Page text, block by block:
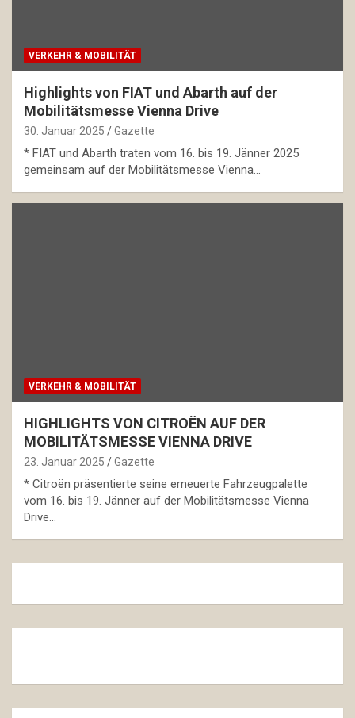
VERKEHR & MOBILITÄT
Highlights von FIAT und Abarth auf der
Mobilitätsmesse Vienna Drive
30. Januar 2025 Gazette
* FIAT und Abarth traten vom 16. bis 19. Jänner 2025
gemeinsam auf der Mobilitätsmesse Vienna…
VERKEHR & MOBILITÄT
HIGHLIGHTS VON CITROËN AUF DER
MOBILITÄTSMESSE VIENNA DRIVE
23. Januar 2025 Gazette
* Citroën präsentierte seine erneuerte Fahrzeugpalette
vom 16. bis 19. Jänner auf der Mobilitätsmesse Vienna
Drive…